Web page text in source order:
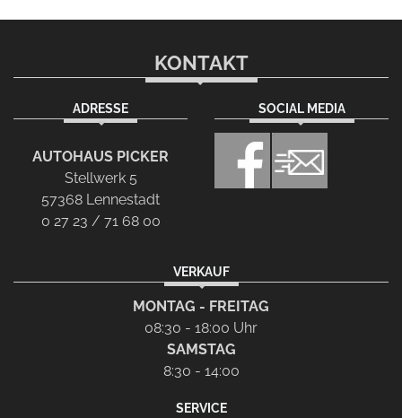
KONTAKT
ADRESSE
AUTOHAUS PICKER
Stellwerk 5
57368 Lennestadt
0 27 23 / 71 68 00
SOCIAL MEDIA
VERKAUF
MONTAG - FREITAG
08:30 - 18:00 Uhr
SAMSTAG
8:30 - 14:00
SERVICE